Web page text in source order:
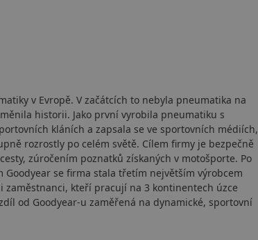
v Evropě. V začátcích to nebyla pneumatika na
historii. Jako první vyrobila pneumatiku s
kláních a zapsala se ve sportovních médiích,
rozrostly po celém světě. Cílem firmy je bezpečně
zúročením poznatků získaných v motošporte. Po
se firma stala třetím největším výrobcem
zaměstnanci, kteří pracují na 3 kontinentech úzce
od Goodyear-u zaměřená na dynamické, sportovní